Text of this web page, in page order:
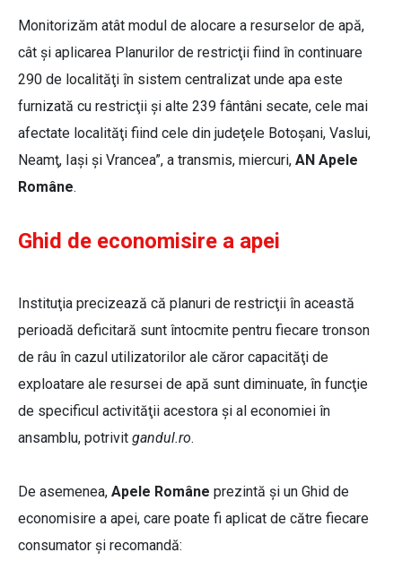
Monitorizăm atât modul de alocare a resurselor de apă,
cât şi aplicarea Planurilor de restricţii fiind în continuare
290 de localităţi în sistem centralizat unde apa este
furnizată cu restricţii şi alte 239 fântâni secate, cele mai
afectate localităţi fiind cele din judeţele Botoşani, Vaslui,
Neamţ, Iaşi şi Vrancea”, a transmis, miercuri, AN Apele
Române.
Ghid de economisire a apei
Instituţia precizează că planuri de restricţii în această
perioadă deficitară sunt întocmite pentru fiecare tronson
de râu în cazul utilizatorilor ale căror capacităţi de
exploatare ale resursei de apă sunt diminuate, în funcţie
de specificul activităţii acestora şi al economiei în
ansamblu, potrivit gandul.ro.
De asemenea, Apele Române prezintă și un Ghid de
economisire a apei, care poate fi aplicat de către fiecare
consumator și recomandă: